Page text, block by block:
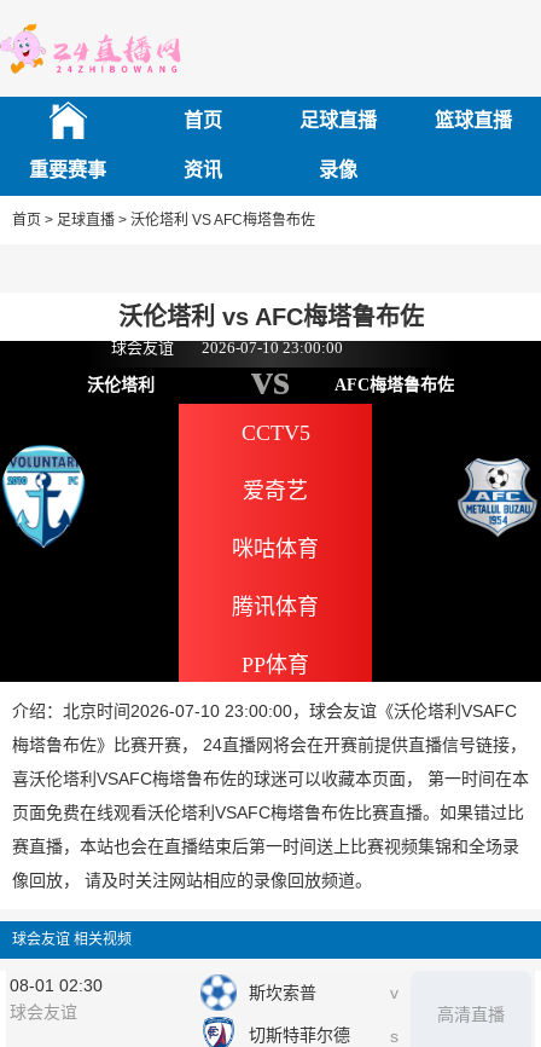
首页 足球直播 篮球直播
重要赛事 资讯 录像
首页 > 足球直播 > 沃伦塔利 VS AFC梅塔鲁布佐
沃伦塔利 vs AFC梅塔鲁布佐
球会友谊 2026-07-10 23:00:00
沃伦塔利 vs AFC梅塔鲁布佐
CCTV5
爱奇艺
咪咕体育
腾讯体育
PP体育
介绍：北京时间2026-07-10 23:00:00，球会友谊《沃伦塔利VSAFC
梅塔鲁布佐》比赛开赛， 24直播网将会在开赛前提供直播信号链接，
喜沃伦塔利VSAFC梅塔鲁布佐的球迷可以收藏本页面， 第一时间在本
页面免费在线观看沃伦塔利VSAFC梅塔鲁布佐比赛直播。如果错过比
赛直播，本站也会在直播结束后第一时间送上比赛视频集锦和全场录
像回放， 请及时关注网站相应的录像回放频道。
球会友谊 相关视频
08-01 02:30
球会友谊
斯坎索普
切斯特菲尔德
v
s
高清直播